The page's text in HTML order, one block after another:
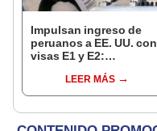
Impulsan ingreso de
peruanos a EE. UU. con
visas E1 y E2:
pymes serían los más
beneficiados
LEER MÁS